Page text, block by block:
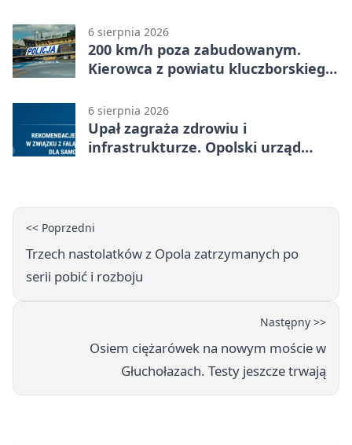
6 sierpnia 2026
200 km/h poza zabudowanym.
Kierowca z powiatu kluczborskiego
6 sierpnia 2026
Upał zagraża zdrowiu i
infrastrukturze. Opolski urząd
<< Poprzedni
Trzech nastolatków z Opola zatrzymanych po
serii pobić i rozboju
Następny >>
Osiem ciężarówek na nowym moście w
Głuchołazach. Testy jeszcze trwają